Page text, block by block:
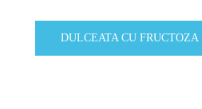
DULCEATA CU FRUCTOZA